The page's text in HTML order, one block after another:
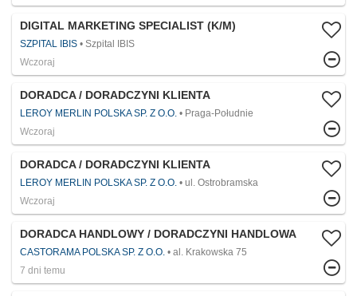
DIGITAL MARKETING SPECIALIST (K/M)
SZPITAL IBIS
Szpital IBIS
Wczoraj
DORADCA / DORADCZYNI KLIENTA
LEROY MERLIN POLSKA SP. Z O.O.
Praga-Południe
Wczoraj
DORADCA / DORADCZYNI KLIENTA
LEROY MERLIN POLSKA SP. Z O.O.
ul. Ostrobramska
Wczoraj
DORADCA HANDLOWY / DORADCZYNI HANDLOWA
CASTORAMA POLSKA SP. Z O.O.
al. Krakowska 75
7 dni temu